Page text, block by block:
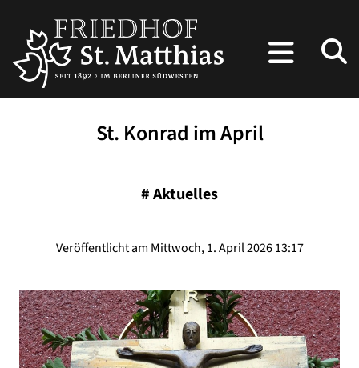
St. Konrad im April
#Aktuelles
Veröffentlicht am Mittwoch, 1. April 2026 13:17